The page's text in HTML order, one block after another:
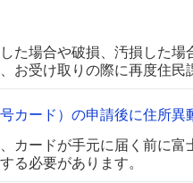
た場合や破損、汚損した場
お受け取りの際に再度住民
カード）の申請後に住所異
カードが手元に届く前に
る必要があります。